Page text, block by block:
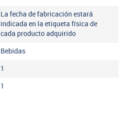
La fecha de fabricación estará
indicada en la etiqueta física de
cada producto adquirido
Bebidas
1
1